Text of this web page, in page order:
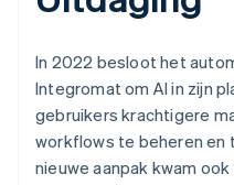
In 2022 besloot het
Integromat om AI in zijn
gebruikers krachtigere
workflows te beheren en
nieuwe aanpak kwam